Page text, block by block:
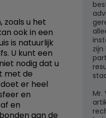
zoals u het
ook in een
is natuurlijk
U kunt een
nodig dat u
met de
er heel
en
en
aan de
Mr.